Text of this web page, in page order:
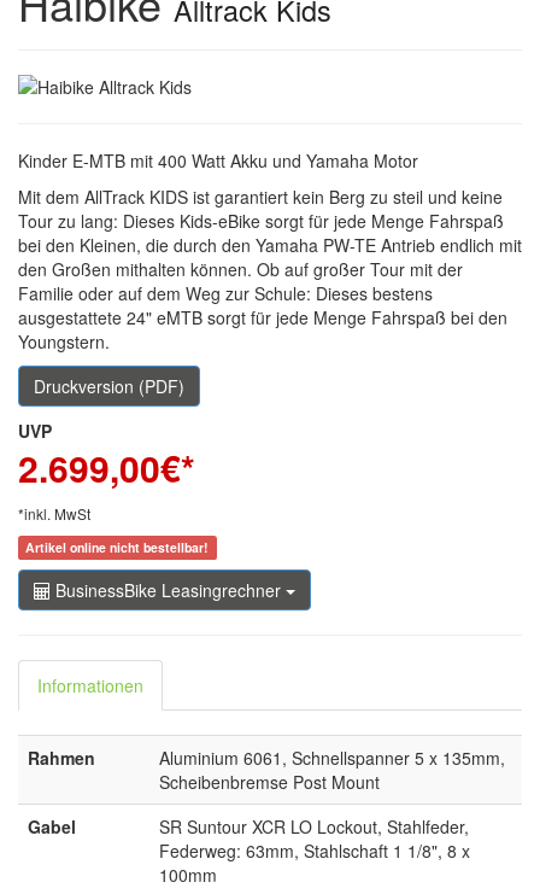
Alltrack Kids
Kinder E-MTB mit 400 Watt Akku und Yamaha Motor
Mit dem AllTrack KIDS ist garantiert kein Berg zu steil und keine
Tour zu lang: Dieses Kids-eBike sorgt für jede Menge Fahrspaß
bei den Kleinen, die durch den Yamaha PW-TE Antrieb endlich mit
den Großen mithalten können. Ob auf großer Tour mit der
Familie oder auf dem Weg zur Schule: Dieses bestens
ausgestattete 24" eMTB sorgt für jede Menge Fahrspaß bei den
Youngstern.
Druckversion (PDF)
UVP
2.699,00€*
*inkl. MwSt
Artikel online nicht bestellbar!
BusinessBike Leasingrechner
Informationen
Rahmen
Aluminium 6061, Schnellspanner 5 x 135mm,
Scheibenbremse Post Mount
Gabel
SR Suntour XCR LO Lockout, Stahlfeder,
Federweg: 63mm, Stahlschaft 1 1/8", 8 x
100mm